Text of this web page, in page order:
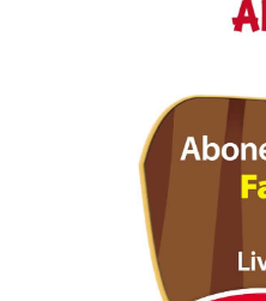
Vietuitoare din mari si oceane
Colectia Betterly
Pe urmele dinozaurilor
Camera copilului